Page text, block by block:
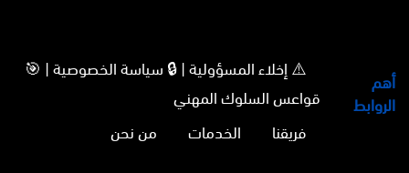
أهم
الروابط
⚠️ إخلاء المسؤولية | 🔒 سياسة الخصوصية | 🎯
قواعس السلوك المهني
فريقنا
الخدمات من نحن